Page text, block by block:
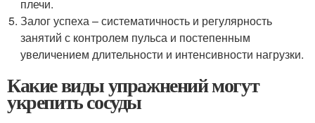
плечи.
Залог успеха – систематичность и регулярность
занятий с контролем пульса и постепенным
увеличением длительности и интенсивности нагрузки.
Какие виды упражнений могут
укрепить сосуды